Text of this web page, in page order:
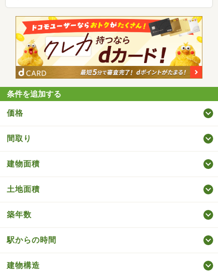
条件を追加する
価格
間取り
建物面積
土地面積
築年数
駅からの時間
建物構造